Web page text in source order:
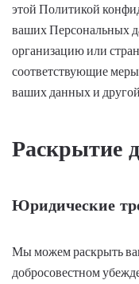
этой Политикой
ваших Персональных
организацию или
соответствующие
ваших данных и
Раскрытие
Юридические
Мы можем раскрыть
добросовестном